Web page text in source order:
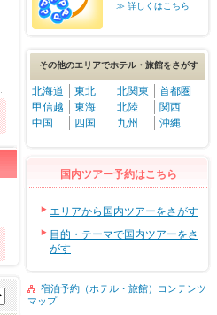
≫ 詳しくはこちら
その他のエリアでホテル・旅館をさがす
北海道 東北 北関東
首都圏
甲信越
東海 北陸
関西
中国
四国 九州 沖縄
国内ツアー予約はこちら
エリアから国内ツアーをさがす
目的・テーマで国内ツアーをさ
がす
宿泊予約（ホテル・旅館）コンテンツ
マップ